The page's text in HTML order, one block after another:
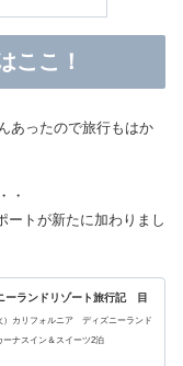
ここ！
あったので旅行もはか
・
ートが新たに加わりまし
ーランドリゾート旅行記 目
）カリフォルニア ディズニーランド
ーナスイン＆スイーツ2泊